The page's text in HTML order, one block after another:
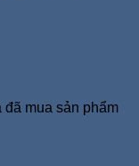
mua sản phẩm